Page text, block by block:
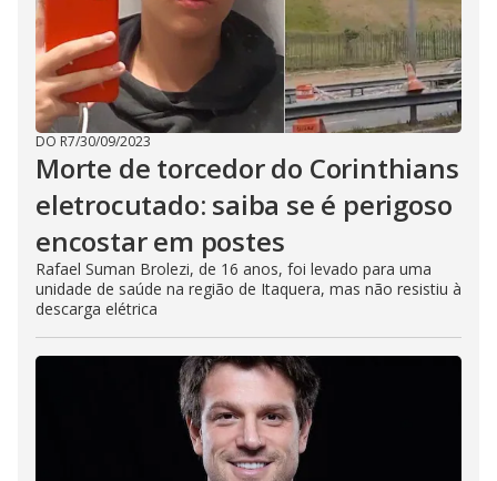
DO R7/30/09/2023
Morte de torcedor do Corinthians
eletrocutado: saiba se é perigoso
encostar em postes
Rafael Suman Brolezi, de 16 anos, foi levado para uma
unidade de saúde na região de Itaquera, mas não resistiu à
descarga elétrica